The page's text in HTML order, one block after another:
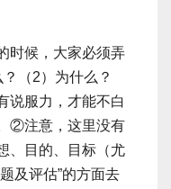
候，大家必须弄
（2）为什么？
说服力，才能不白
②注意，这里没有
、目的、目标（尤
及评估”的方面去